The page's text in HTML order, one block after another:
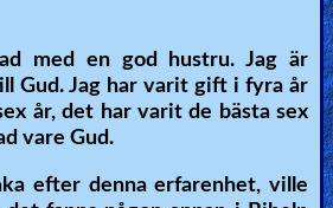
med en god hustru. Jag är
Gud. Jag har varit gift i fyra år
år, det har varit de bästa sex
vare Gud.
efter denna erfarenhet, ville